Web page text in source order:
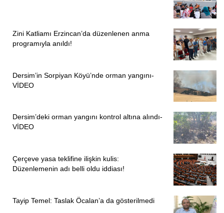
Zini Katliamı Erzincan’da düzenlenen anma
programıyla anıldı!
Dersim’in Sorpiyan Köyü’nde orman yangını-
VİDEO
Dersim’deki orman yangını kontrol altına alındı-
VİDEO
Çerçeve yasa teklifine ilişkin kulis:
Düzenlemenin adı belli oldu iddiası!
Tayip Temel: Taslak Öcalan’a da gösterilmedi